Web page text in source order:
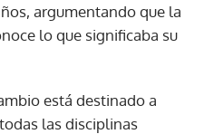
argumentando que la
lo que significaba su
está destinado a
las disciplinas